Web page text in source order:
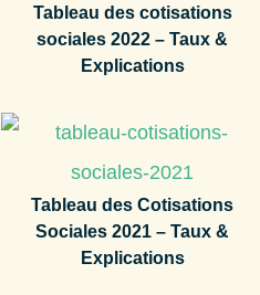
Tableau des cotisations
sociales 2022 – Taux &
Explications
Tableau des Cotisations
Sociales 2021 – Taux &
Explications